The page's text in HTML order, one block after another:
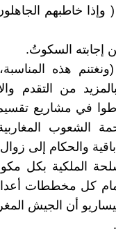
( وإذا خاطبهم
إجابته السكوتُ.
هذه المناسبة،
من التقدم
في مشاريع
الشعوب
والحكام إلى
الملكية بكل
كل مخططات أعداء
أن الجيش